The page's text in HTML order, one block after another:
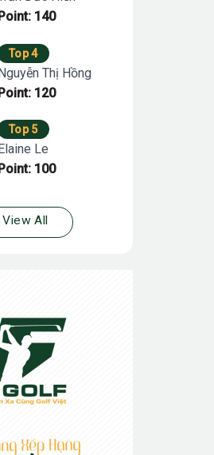
140
Top 4
Thị Hồng
120
Top 5
Elaine Le
Point: 100
View All